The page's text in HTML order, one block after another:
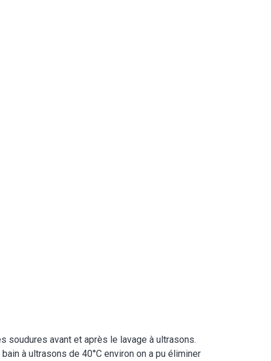
soudures avant et après le lavage à ultrasons.
à ultrasons de 40°C environ on a pu éliminer